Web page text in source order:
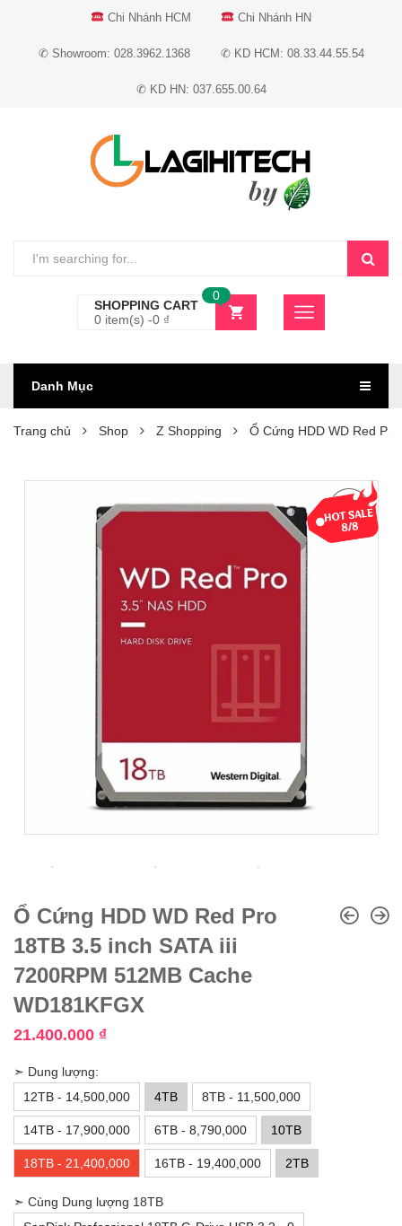
Chi Nhánh HCM Chi Nhánh HN
✆ Showroom: 028.3962.1368 ✆ KD HCM: 08.33.44.55.54
✆ KD HN: 037.655.00.64
SHOPPING CART
0 item(s) -0 ₫
0
Danh Mục
Trang chủ Shop Z Shopping Ổ Cứng HDD WD Red
Ổ Cứng HDD WD Red Pro
18TB 3.5 inch SATA iii
7200RPM 512MB Cache
WD181KFGX
21.400.000 ₫
➣ Dung lượng:
12TB - 14,500,000
4TB 8TB - 11,500,000
14TB - 17,900,000 6TB - 8,790,000 10TB
18TB - 21,400,000 16TB - 19,400,000 2TB
➣ Cùng Dung lượng 18TB